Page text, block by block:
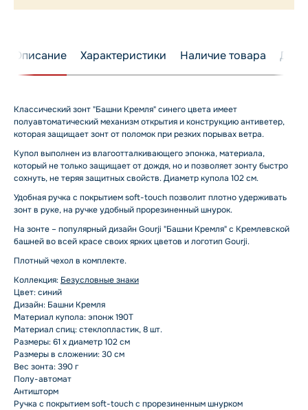
Описание Характеристики Наличие товара
Классический зонт "Башни Кремля" синего цвета имеет
полуавтоматический механизм открытия и конструкцию антиветер,
которая защищает зонт от поломок при резких порывах ветра.
Купол выполнен из влагоотталкивающего эпонжа, материала,
который не только защищает от дождя, но и позволяет зонту быстро
сохнуть, не теряя защитных свойств. Диаметр купола 102 см.
Удобная ручка с покрытием soft-touch позволит плотно удерживать
зонт в руке, на ручке удобный прорезиненный шнурок.
На зонте – популярный дизайн Gourji "Башни Кремля" с Кремлевской
башней во всей красе своих ярких цветов и логотип Gourji.
Плотный чехол в комплекте.
Коллекция: Безусловные знаки
Цвет: синий
Дизайн: Башни Кремля
Материал купола: эпонж 190Т
Материал спиц: стеклопластик, 8 шт.
Размеры: 61 х диаметр 102 см
Размеры в сложении: 30 см
Вес зонта: 390 г
Полу-автомат
Антишторм
Ручка с покрытием soft-touch с прорезиненным шнурком